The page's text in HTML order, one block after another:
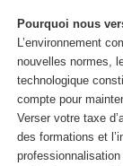
Pourquoi nous
L’environnement
nouvelles normes,
technologique
compte pour
Verser votre taxe
des formations et